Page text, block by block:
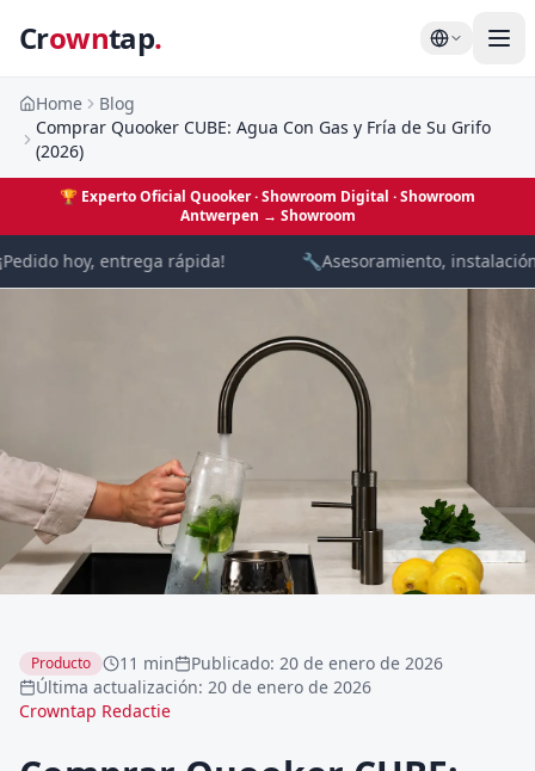
Crowntap.
Home
Blog
Comprar Quooker CUBE: Agua Con Gas y Fría de Su Grifo
(2026)
🏆 Experto Oficial Quooker · Showroom Digital · Showroom
Antwerpen → Showroom
hoy, entrega rápida! 🔧Asesoramiento, instalación
Producto 11 min Publicado: 20 de enero de 2026
Última actualización: 20 de enero de 2026
Crowntap Redactie